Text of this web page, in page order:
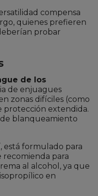
compensa
quienes prefieren
probar
de los
de enjuagues
zonas difíciles (como
protección extendida.
blanqueamiento
está formulado para
recomienda para
al alcohol, ya que
en